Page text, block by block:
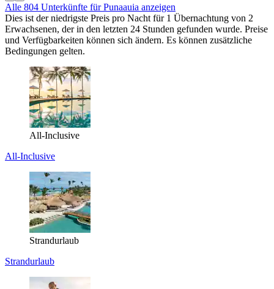
Alle 804 Unterkünfte für Punaauia anzeigen
Dies ist der niedrigste Preis pro Nacht für 1 Übernachtung von 2
Erwachsenen, der in den letzten 24 Stunden gefunden wurde. Preise
und Verfügbarkeiten können sich ändern. Es können zusätzliche
Bedingungen gelten.
All-Inclusive
All-Inclusive
Strandurlaub
Strandurlaub